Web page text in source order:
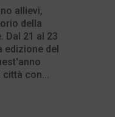
allievi,
della
Dal 21 al 23
edizione del
con...